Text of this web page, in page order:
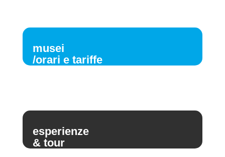
musei
/orari e tariffe
esperienze
& tour